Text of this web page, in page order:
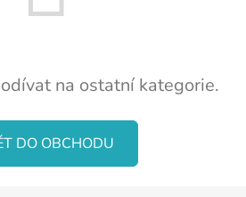
na ostatní kategorie.
DO OBCHODU